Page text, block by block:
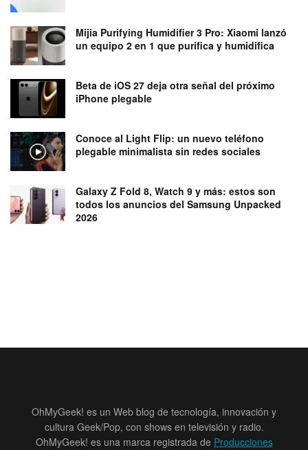
Mijia Purifying Humidifier 3 Pro: Xiaomi lanzó
un equipo 2 en 1 que purifica y humidifica
Beta de iOS 27 deja otra señal del próximo
iPhone plegable
Conoce al Light Flip: un nuevo teléfono
plegable minimalista sin redes sociales
Galaxy Z Fold 8, Watch 9 y más: estos son
todos los anuncios del Samsung Unpacked
2026
OhMyGeek! es un Web blog de tecnología, innovación y
cultura Geek/Pop, con shows en televisión y radio.
OhMyGeek! es una marca registrada de Producciones